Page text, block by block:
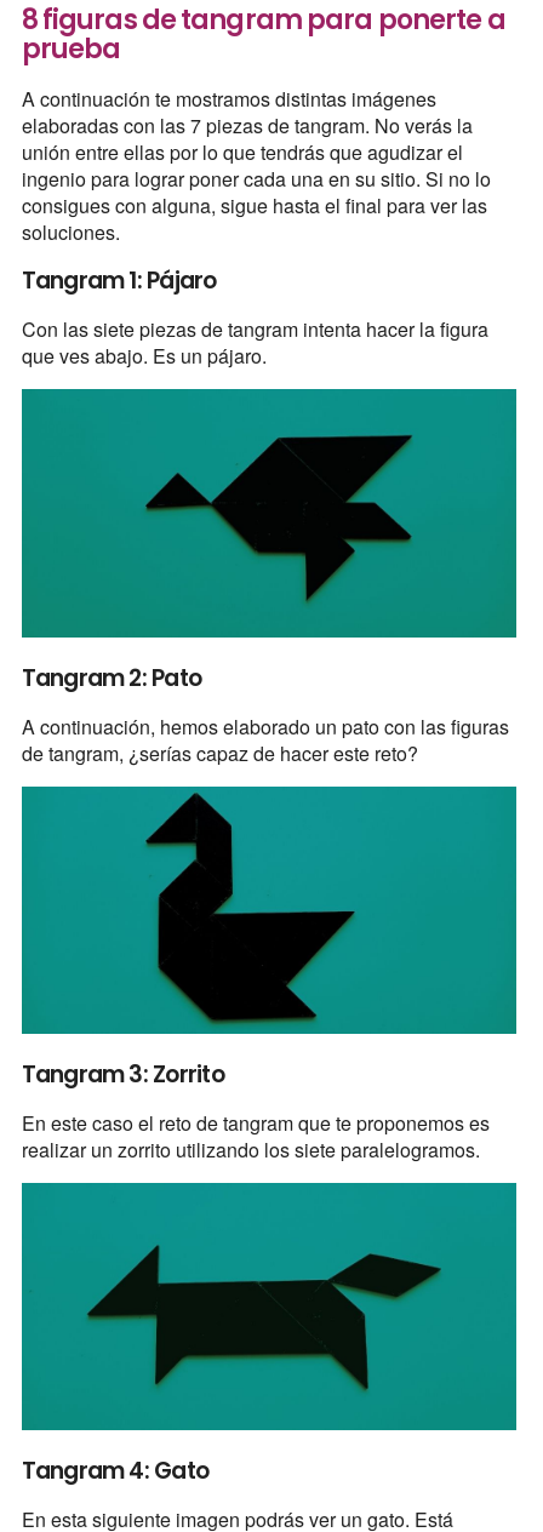
8 figuras de tangram para ponerte a
prueba
A continuación te mostramos distintas imágenes
elaboradas con las 7 piezas de tangram. No verás la
unión entre ellas por lo que tendrás que agudizar el
ingenio para lograr poner cada una en su sitio. Si no lo
consigues con alguna, sigue hasta el final para ver las
soluciones.
Tangram 1: Pájaro
Con las siete piezas de tangram intenta hacer la figura
que ves abajo. Es un pájaro.
Tangram 2: Pato
A continuación, hemos elaborado un pato con las figuras
de tangram, ¿serías capaz de hacer este reto?
Tangram 3: Zorrito
En este caso el reto de tangram que te proponemos es
realizar un zorrito utilizando los siete paralelogramos.
Tangram 4: Gato
En esta siguiente imagen podrás ver un gato. Está